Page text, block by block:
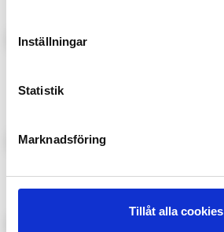
Inställningar
Statistik
Marknadsföring
Tillåt alla cookies
Special